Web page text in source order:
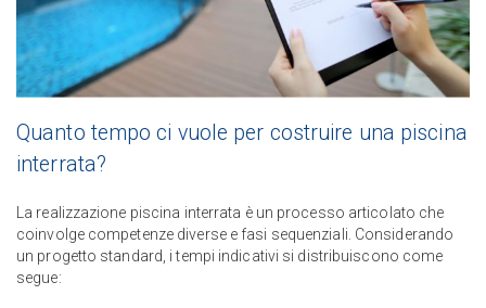
Quanto tempo ci vuole per costruire una piscina
interrata?
La realizzazione piscina interrata è un processo articolato che
coinvolge competenze diverse e fasi sequenziali. Considerando
un progetto standard, i tempi indicativi si distribuiscono come
segue: